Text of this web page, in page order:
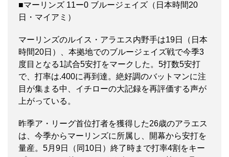
■マーリンズ 11ー0 ブルージェイズ（日本時間20
日・マイアミ）
マーリンズのルイス・アラエス内野手は19日（日本
時間20日）、本拠地でのブルージェイズ戦で今季3
度目となる1試合5安打をマークした。5打数5安打
で、打率は.400に再到達。絶好調のバットマンに注
目が集まる中、イチローの大記録を再評価する声が
上がっている。
昨季ア・リーグ首位打者を獲得した26歳のアラエス
は、今季からマーリンズに所属し、開幕から安打を
量産。5月9日（同10日）終了時まで打率4割をキー